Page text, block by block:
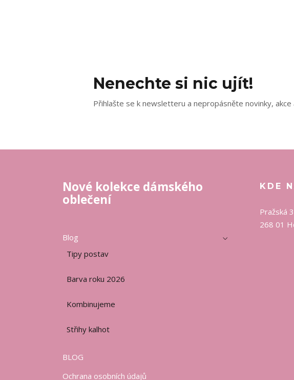
Nenechte si nic ujít!
Přihlašte se k newsletteru a nepropásněte novinky, akce
Nové kolekce dámského
oblečení
Blog
Tipy postav
Barva roku 2026
Kombinujeme
Střihy kalhot
BLOG
Ochrana osobních údajů
KDE
Pražská
268 01